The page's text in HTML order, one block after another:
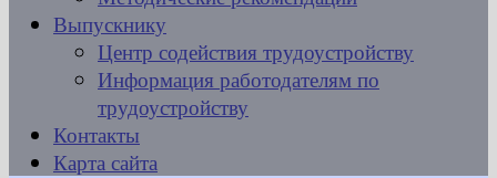
Выпускнику
Центр содействия трудоустройству
Информация работодателям по
трудоустройству
Контакты
Карта сайта